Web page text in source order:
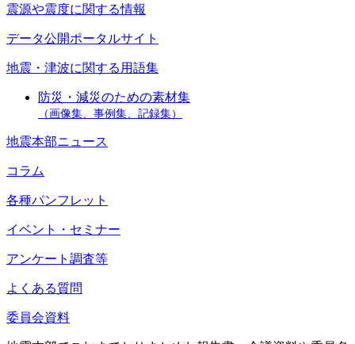
震源や震度に関する情報
データ公開ポータルサイト
地震・津波に関する用語集
防災・減災のための素材集
（画像集、事例集、記録集）
地震本部ニュース
コラム
各種パンフレット
イベント・セミナー
アンケート調査等
よくある質問
委員会資料